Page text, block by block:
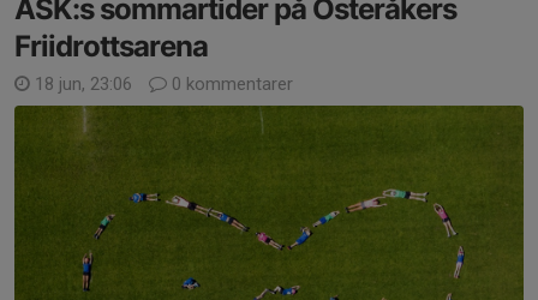
ÅSK:s sommartider på Österåkers
Friidrottsarena
18 jun, 23:06 0 kommentarer